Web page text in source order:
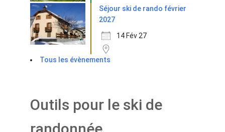
Séjour ski de rando février
2027
14 Fév 27
Tous les évènements
Outils pour le ski de